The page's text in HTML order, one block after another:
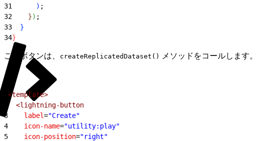
31
) ;
32
}) ;
33
}
34}
このボタンは、 createReplicatedDataset() メソッドをコールします。
<template>
  <lightning-button
3
    label
="Create"
4
    icon-name
="utility:play"
5
    icon-position
="right"